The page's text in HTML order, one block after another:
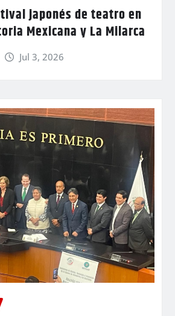
japonés de teatro en
Mexicana y La Milarca
Jul 3, 2026